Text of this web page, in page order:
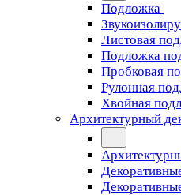
Подложка
Листовая
Подложка
Пробковая
Рулонная
Хвойная
Архитектурный